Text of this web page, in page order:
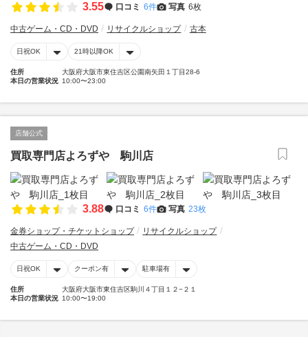
3.55 口コミ 6件 写真 6枚
中古ゲーム・CD・DVD リサイクルショップ 古本
日祝OK 21時以降OK
住所
大阪府大阪市東住吉区公園南矢田１丁目28-6
本日の営業状況 10:00〜23:00
店舗公式
買取専門店よろずや 駒川店
3.88 口コミ 6件 写真 23枚
金券ショップ・チケットショップ
リサイクルショップ
中古ゲーム・CD・DVD
日祝OK クーポン有 駐車場有
住所
大阪府大阪市東住吉区駒川４丁目１２−２１
本日の営業状況 10:00〜19:00